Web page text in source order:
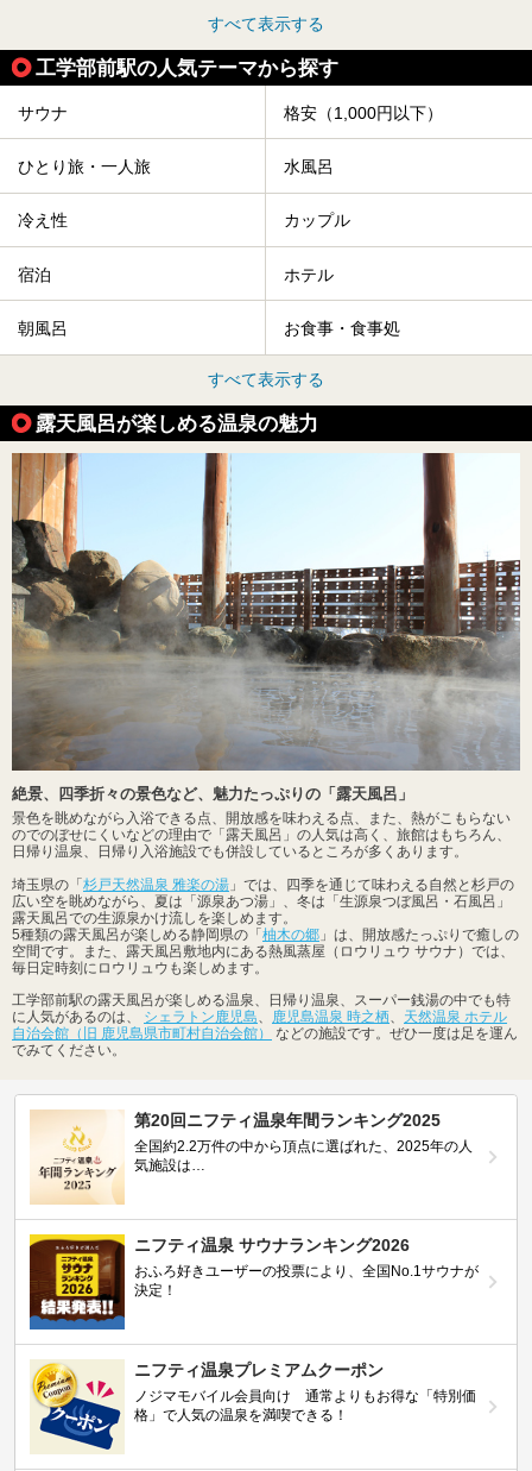
すべて表示する
工学部前駅の人気テーマから探す
サウナ 格安（1,000円以下）
ひとり旅・一人旅 水風呂
冷え性 カップル
宿泊 ホテル
朝風呂 お食事・食事処
すべて表示する
露天風呂が楽しめる温泉の魅力
絶景、四季折々の景色など、魅力たっぷりの「露天風呂」
景色を眺めながら入浴できる点、開放感を味わえる点、また、熱がこもらない
のでのぼせにくいなどの理由で「露天風呂」の人気は高く、旅館はもちろん、
日帰り温泉、日帰り入浴施設でも併設しているところが多くあります。
埼玉県の「 杉戸天然温泉 雅楽の湯 」では、四季を通じて味わえる自然と杉戸の
広い空を眺めながら、夏は「源泉あつ湯」、冬は「生源泉つぼ風呂・石風呂」
露天風呂での生源泉かけ流しを楽しめます。
5種類の露天風呂が楽しめる静岡県の「 柚木の郷 」は、開放感たっぷりで癒しの
空間です。また、露天風呂敷地内にある熱風蒸屋（ロウリュウ サウナ）では、
毎日定時刻にロウリュウも楽しめます。
工学部前駅の露天風呂が楽しめる温泉、日帰り温泉、スーパー銭湯の中でも特
に人気があるのは、 シェラトン鹿児島、 鹿児島温泉 時之栖、 天然温泉 ホテル
自治会館（旧 鹿児島県市町村自治会館）
などの施設です。ぜひ一度は足を運ん
でみてください。
第20回ニフティ温泉年間ランキング2025
全国約2.2万件の中から頂点に選ばれた、2025年の人
気施設は…
ニフティ温泉 サウナランキング2026
おふろ好きユーザーの投票により、全国No.1サウナが
決定！
ニフティ温泉プレミアムクーポン
ノジマモバイル会員向け 通常よりもお得な「特別価
格」で人気の温泉を満喫できる！